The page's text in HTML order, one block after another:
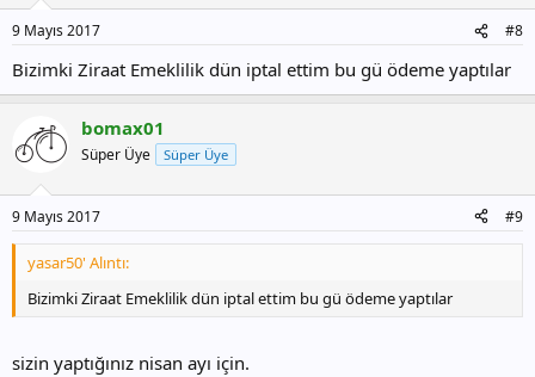
9 Mayıs 2017 #8
Bizimki Ziraat Emeklilik dün iptal ettim bu gü ödeme yaptılar
bomax01
Süper Üye Süper Üye
9 Mayıs 2017 #9
yasar50' Alıntı:
Bizimki Ziraat Emeklilik dün iptal ettim bu gü ödeme yaptılar
sizin yaptığınız nisan ayı için.